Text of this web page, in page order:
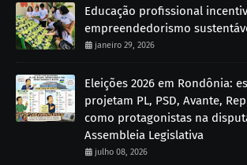
Educação profissional
empreendedorismo
janeiro 29, 2026
Eleições 2026 em Rondônia:
projetam PL, PSD, Avante,
como protagonistas na
Assembleia Legislativa
julho 08, 2026